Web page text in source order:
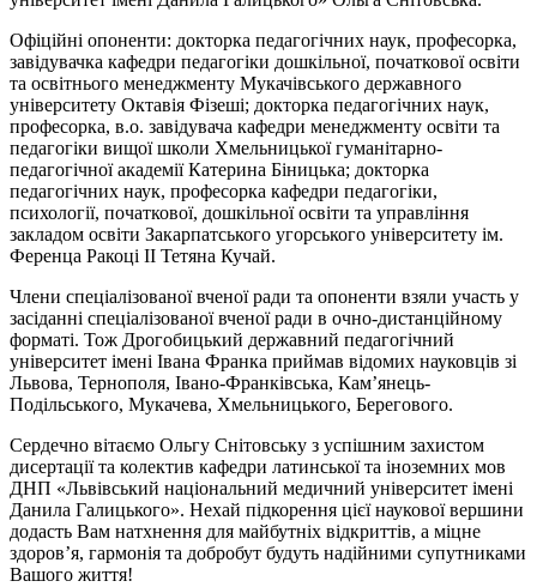
Офіційні опоненти: докторка педагогічних наук, професорка,
завідувачка кафедри педагогіки дошкільної, початкової освіти
та освітнього менеджменту Мукачівського державного
університету Октавія Фізеші; докторка педагогічних наук,
професорка, в.о. завідувача кафедри менеджменту освіти та
педагогіки вищої школи Хмельницької гуманітарно-
педагогічної академії Катерина Біницька; докторка
педагогічних наук, професорка кафедри педагогіки,
психології, початкової, дошкільної освіти та управління
закладом освіти Закарпатського угорського університету ім.
Ференца Ракоці II Тетяна Кучай.
Члени спеціалізованої вченої ради та опоненти взяли участь у
засіданні спеціалізованої вченої ради в очно-дистанційному
форматі. Тож Дрогобицький державний педагогічний
університет імені Івана Франка приймав відомих науковців зі
Львова, Тернополя, Івано-Франківська, Кам’янець-
Подільського, Мукачева, Хмельницького, Берегового.
Сердечно вітаємо Ольгу Снітовську з успішним захистом
дисертації та колектив кафедри латинської та іноземних мов
ДНП «Львівський національний медичний університет імені
Данила Галицького». Нехай підкорення цієї наукової вершини
додасть Вам натхнення для майбутніх відкриттів, а міцне
здоров’я, гармонія та добробут будуть надійними супутниками
Вашого життя!